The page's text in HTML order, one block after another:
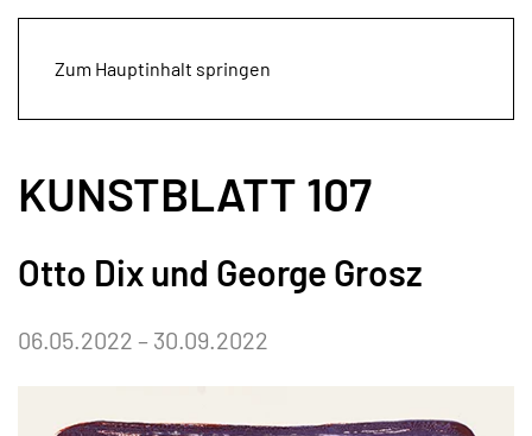
Zum Hauptinhalt springen
KUNSTBLATT 107
Otto Dix und George Grosz
06.05.2022 – 30.09.2022